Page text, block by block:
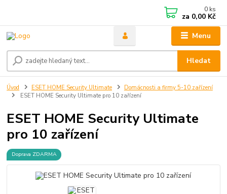
Menu
Hledat
0 ks
za 0,00 Kč
Úvod ESET HOME Security Ultimate
Domácnosti a firmy 5-10 zařízení
ESET HOME Security Ultimate pro 10 zařízení
ESET HOME Security Ultimate
pro 10 zařízení
Doprava ZDARMA